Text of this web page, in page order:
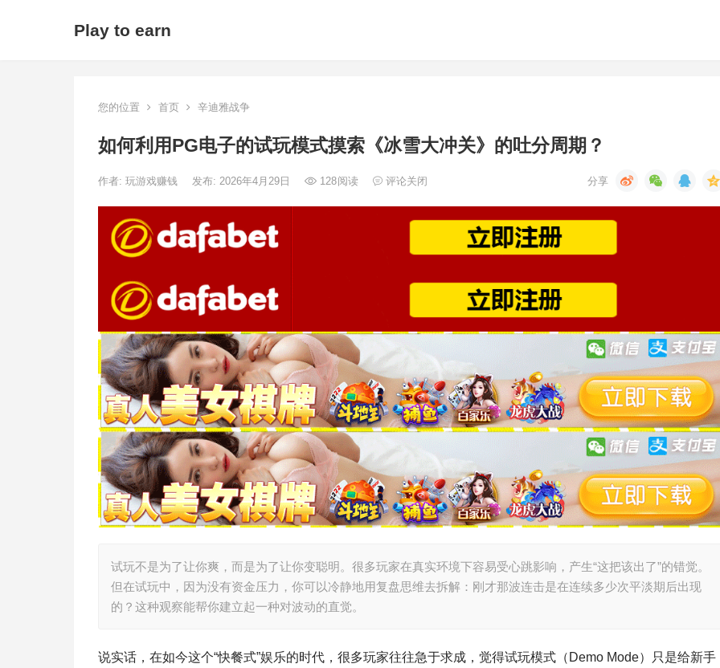
Play to earn
您的位置 首页 辛迪雅战争
如何利用PG电子的试玩模式摸索《冰雪大冲关》的吐分周期？
作者: 玩游戏赚钱 发布: 2026年4月29日 128阅读 评论关闭
试玩不是为了让你爽，而是为了让你变聪明。很多玩家在真实环境下容易受心跳影响，产生“这把该出了”的错觉。
但在试玩中，因为没有资金压力，你可以冷静地用复盘思维去拆解：刚才那波连击是在连续多少次平淡期后出现
的？这种观察能帮你建立起一种对波动的直觉。
说实话，在如今这个“快餐式”娱乐的时代，很多玩家往往急于求成，觉得试玩模式（Demo Mode）只是给新手